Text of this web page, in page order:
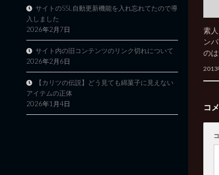
素
ン
の
2013
コ
サイトのSSL自動更新機能を入れ忘れてたので導
入しました
2026年2月7日
サイト内の旧コンテンツのリンク切れについて
2026年2月6日
【カリツの伝説】どう見ても綿菓子に見えない
アイテムの正体
2026年1月4日